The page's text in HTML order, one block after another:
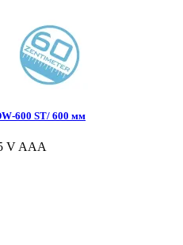
600 ST/ 600 мм
V AAA